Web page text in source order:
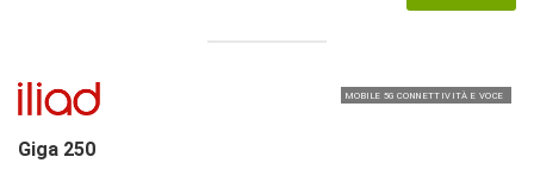
MOBILE 5G CONNETTIVITÀ E VOCE
Giga 250